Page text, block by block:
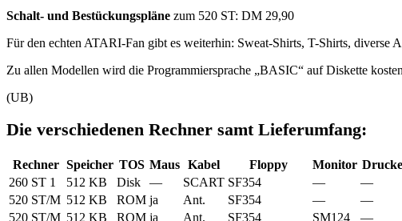
Schalt- und Bestückungspläne zum 520 ST: DM 29,90
Für den echten ATARI-Fan gibt es weiterhin: Sweat-Shirts, T-Shirts, diverse
Zu allen Modellen wird die Programmiersprache „BASIC“ auf Diskette
(UB)
Die verschiedenen Rechner samt Lieferumfang:
Rechner Speicher TOS Maus Kabel Floppy Monitor
260 ST 1
512 KB Disk — SCART SF354 — —
520 ST/M 512 KB ROM ja Ant. SF354 — —
520 ST/M 512 KB ROM ja Ant. SF354 SM124 —